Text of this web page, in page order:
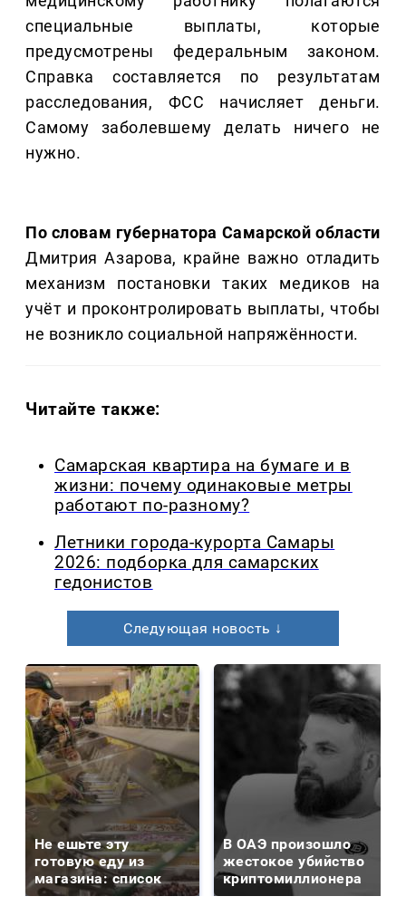
специальные выплаты, которые
предусмотрены федеральным законом.
Справка составляется по результатам
расследования, ФСС начисляет деньги.
Самому заболевшему делать ничего не
нужно.
По словам губернатора Самарской области
Дмитрия Азарова, крайне важно отладить
механизм постановки таких медиков на
учёт и проконтролировать выплаты, чтобы
не возникло социальной напряжённости.
Читайте также:
Самарская квартира на бумаге и в
жизни: почему одинаковые метры
работают по-разному?
Летники города-курорта Самары
2026: подборка для самарских
гедонистов
Следующая новость ↓
Не ешьте эту
готовую еду из
магазина: список
В ОАЭ произошло
жестокое убийство
криптомиллионера